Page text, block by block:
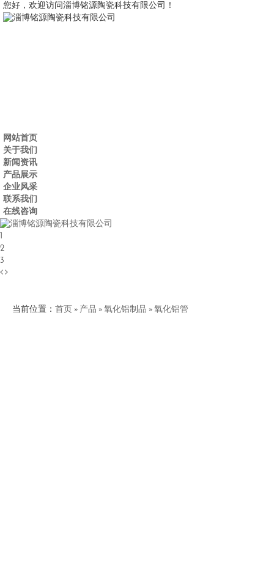
您好，欢迎访问淄博铭源陶瓷科技有限公司！
网站首页
关于我们
新闻资讯
产品展示
企业风采
联系我们
在线咨询
1
2
3
当前位置： 首页 » 产品 » 氧化铝制品 » 氧化铝管